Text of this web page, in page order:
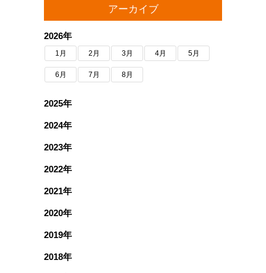
アーカイブ
2026年
1月 2月 3月 4月 5月
6月 7月 8月
2025年
2024年
2023年
2022年
2021年
2020年
2019年
2018年